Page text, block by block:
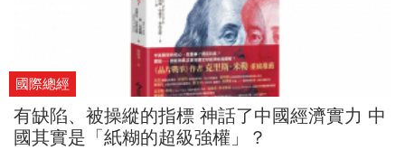
國際總經
有缺陷、被操縱的指標 神話了中國經濟實力 中
國其實是「紙糊的超級強權」？